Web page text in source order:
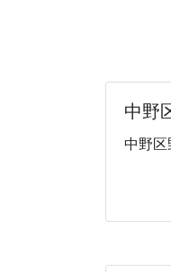
中野
中野区